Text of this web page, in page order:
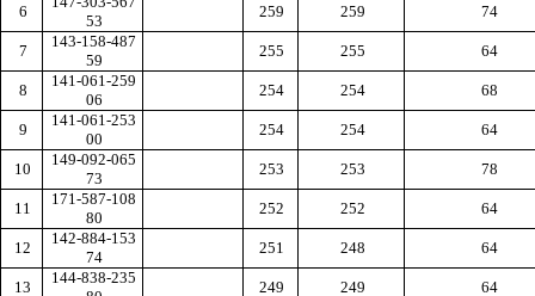
6
53
259 259 74
7
143-158-487
59
255 255 64
8
141-061-259
06
254 254 68
9
141-061-253
00
254 254 64
10
149-092-065
73
253 253 78
11
171-587-108
80
252 252 64
12
142-884-153
74
251 248 64
13
144-838-235
249 249 64